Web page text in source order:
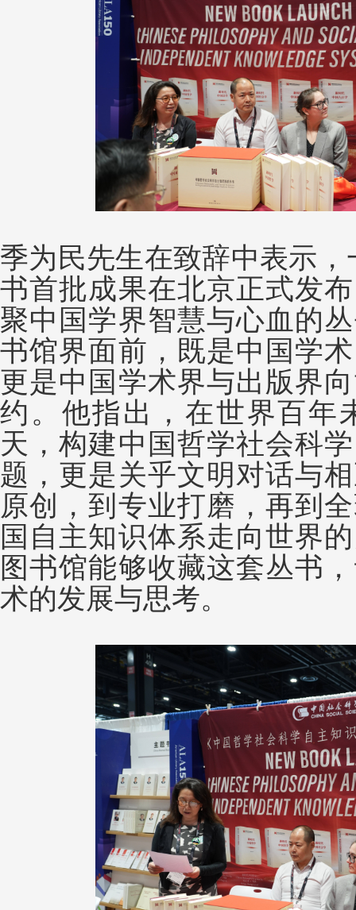
季为民先生在致辞中表示
书首批成果在北京正式发
聚中国学界智慧与心血的
书馆界面前，既是中国学
更是中国学术界与出版界
约。他指出，在世界百年
天，构建中国哲学社会科
题，更是关乎文明对话与
原创，到专业打磨，再到
国自主知识体系走向世界
图书馆能够收藏这套丛书
术的发展与思考。